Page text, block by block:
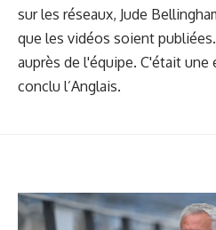
sur les réseaux, Jude
que les vidéos soient
auprès de l'équipe. C'était une
conclu l’Anglais.